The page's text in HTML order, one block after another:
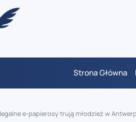
Strona Główna
e-papierosy trują młodzież w